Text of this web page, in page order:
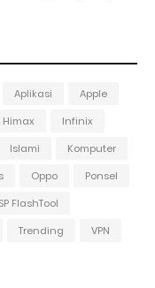
Aplikasi
Apple
Himax
Infinix
Islami
Komputer
Oppo
Ponsel
SP FlashTool
Trending
VPN